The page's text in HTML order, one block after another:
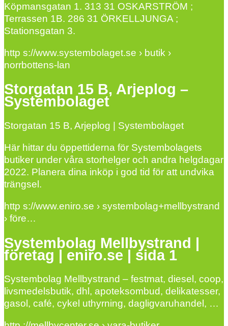
Köpmansgatan 1. 313 31 OSKARSTRÖM ;
Terrassen 1B. 286 31 ÖRKELLJUNGA ;
Stationsgatan 3.
http s://www.systembolaget.se › butik ›
norrbottens-lan
Storgatan 15 B, Arjeplog –
Systembolaget
Storgatan 15 B, Arjeplog | Systembolaget
Här hittar du öppettiderna för Systembolagets
butiker under våra storhelger och andra helgdagar
2022. Planera dina inköp i god tid för att undvika
trängsel.
http s://www.eniro.se › systembolag+mellbystrand
› före…
Systembolag Mellbystrand |
företag | eniro.se | sida 1
Systembolag Mellbystrand – festmat, diesel, coop,
livsmedelsbutik, dhl, apoteksombud, delikatesser,
gasol, café, cykel uthyrning, dagligvaruhandel, …